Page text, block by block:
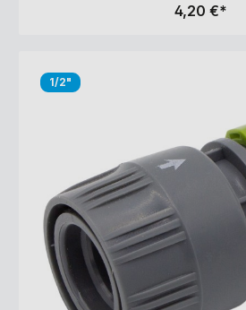
müssen daher bei einem
direkt am Ventil blockiert werden
gängigen Stecksystemen und
(Schlauchdurchmesser: 12-15 mm)
4,20 €*
1/2"